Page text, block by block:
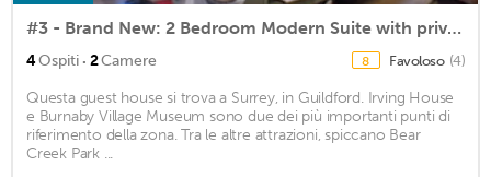
#3 - Brand New: 2 Bedroom Modern Suite with private entrance.
4Ospiti · 2Camere 8 Favoloso (4)
Questa guest house si trova a Surrey, in Guildford. Irving House
e Burnaby Village Museum sono due dei più importanti punti di
riferimento della zona. Tra le altre attrazioni, spiccano Bear
Creek Park ...